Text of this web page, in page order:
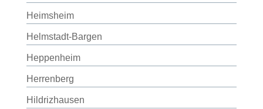
Heimsheim
Helmstadt-Bargen
Heppenheim
Herrenberg
Hildrizhausen